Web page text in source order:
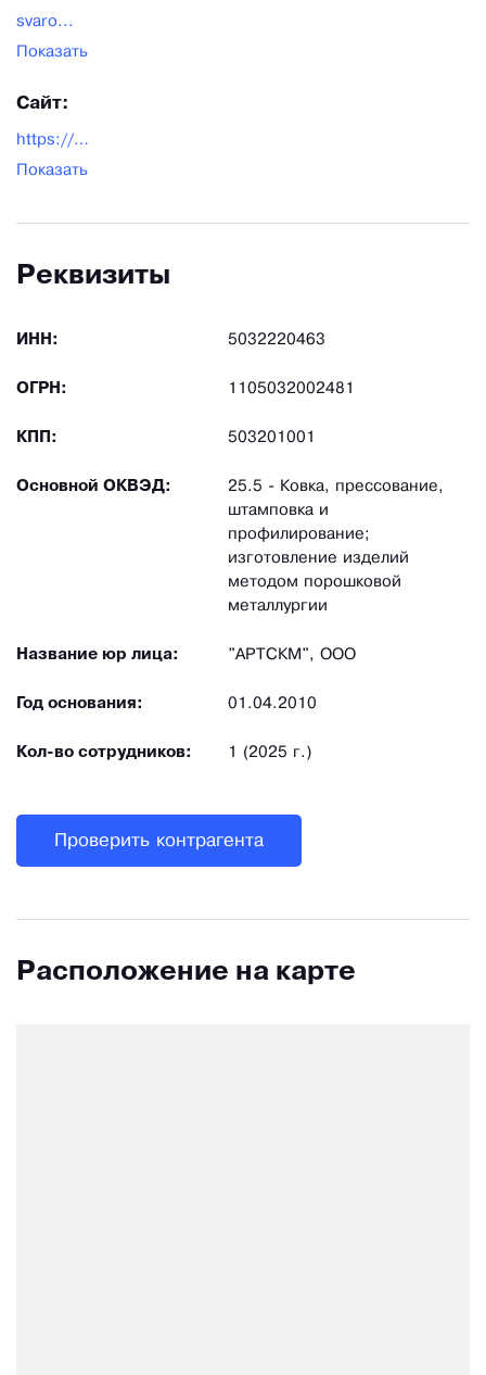
svaro...
Показать
Сайт:
https://svarog-kovka.ru/
Показать
Реквизиты
ИНН: 5032220463
ОГРН: 1105032002481
КПП: 503201001
Основной ОКВЭД:
25.5 - Ковка, прессование,
штамповка и
профилирование;
изготовление изделий
методом порошковой
металлургии
Название юр лица: "АРТСКМ", ООО
Год основания: 01.04.2010
Кол-во сотрудников: 1 (2025 г.)
Проверить контрагента
Расположение на карте